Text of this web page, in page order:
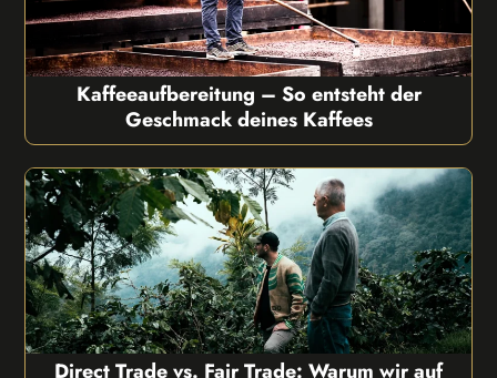
Kaffeeaufbereitung – So entsteht der
Geschmack deines Kaffees
Direct Trade vs. Fair Trade: Warum wir auf